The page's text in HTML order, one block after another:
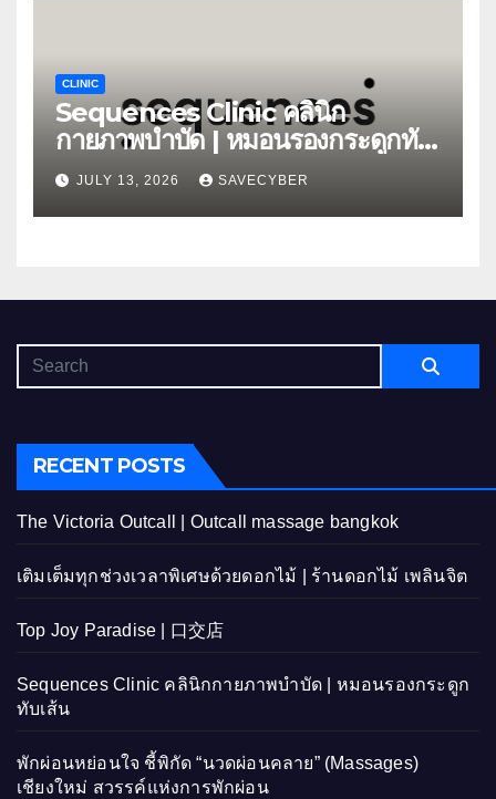
CLINIC
Sequences Clinic คลินิก
กายภาพบำบัด | หมอนรองกระดูกทับ
เส้นJULY 13, 2026 SAVECYBER
RECENT POSTS
The Victoria Outcall | Outcall massage bangkok
เติมเต็มทุกช่วงเวลาพิเศษด้วยดอกไม้ | ร้านดอกไม้ เพลินจิต
Top Joy Paradise | 口交店
Sequences Clinic คลินิกกายภาพบำบัด | หมอนรองกระดูก
ทับเส้น
พักผ่อนหย่อนใจ ชี้พิกัด “นวดผ่อนคลาย” (Massages)
เชียงใหม่ สวรรค์แห่งการพักผ่อน